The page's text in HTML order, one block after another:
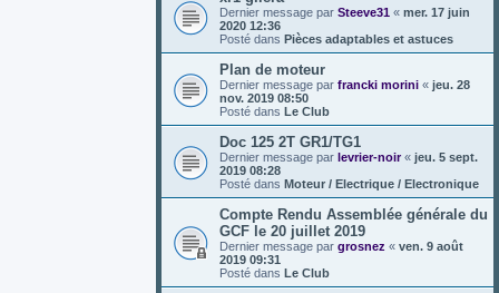
Dernier message par Steeve31 « mer. 17 juin
2020 12:36
Posté dans Pièces adaptables et astuces
Plan de moteur
Dernier message par francki morini « jeu. 28
nov. 2019 08:50
Posté dans Le Club
Doc 125 2T GR1/TG1
Dernier message par levrier-noir« jeu. 5 sept.
2019 08:28
Posté dans Moteur / Electrique / Electronique
Compte Rendu Assemblée générale du
GCF le 20 juillet 2019
Dernier message par grosnez « ven. 9 août
2019 09:31
Posté dans Le Club